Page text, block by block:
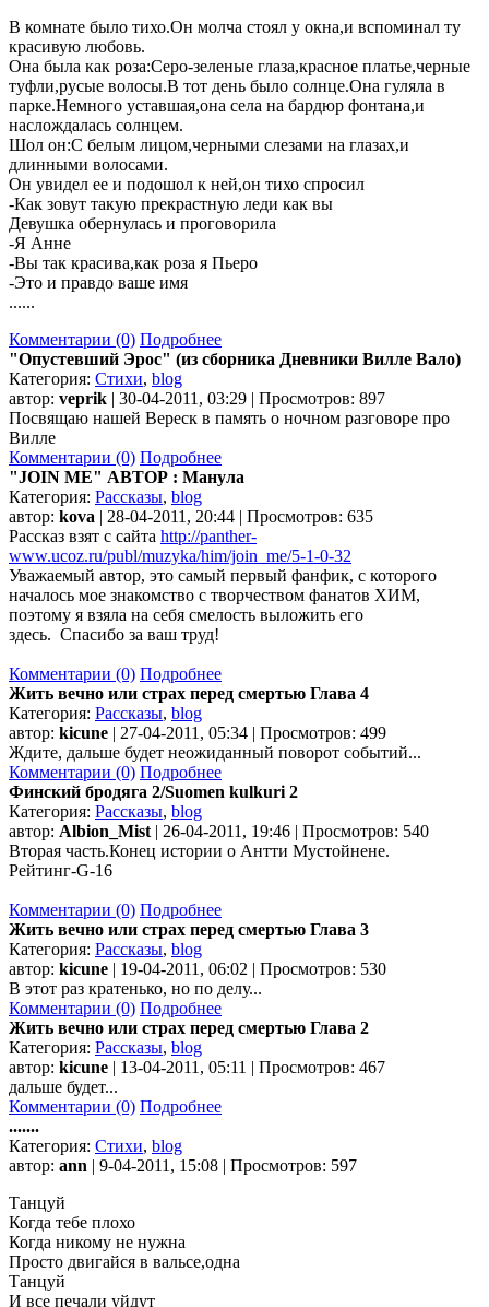
В комнате было тихо.Он молча стоял у окна,и вспоминал ту
красивую любовь.
Она была как роза:Серо-зеленые глаза,красное платье,черные
туфли,русые волосы.В тот день было солнце.Она гуляла в
парке.Немного уставшая,она села на бардюр фонтана,и
наслождалась солнцем.
Шол он:С белым лицом,черными слезами на глазах,и
длинными волосами.
Он увидел ее и подошол к ней,он тихо спросил
-Как зовут такую прекрастную леди как вы
Девушка обернулась и проговорила
-Я Анне
-Вы так красива,как роза я Пьеро
-Это и правдо ваше имя
......
Комментарии (0) Подробнее
"Опустевший Эрос" (из сборника Дневники Вилле Вало)
Категория: Стихи, blog
автор: veprik | 30-04-2011, 03:29 | Просмотров: 897
Посвящаю нашей Вереск в память о ночном разговоре про
Вилле
Комментарии (0) Подробнее
"JOIN ME" АВТОР : Манула
Категория: Рассказы, blog
автор: kova | 28-04-2011, 20:44 | Просмотров: 635
Рассказ взят с сайта http://panther-
www.ucoz.ru/publ/muzyka/him/join_me/5-1-0-32
Уважаемый автор, это самый первый фанфик, с которого
началось мое знакомство с творчеством фанатов ХИМ,
поэтому я взяла на себя смелость выложить его
здесь. Спасибо за ваш труд!
Комментарии (0) Подробнее
Жить вечно или страх перед смертью Глава 4
Категория: Рассказы, blog
автор: kicune | 27-04-2011, 05:34 | Просмотров: 499
Ждите, дальше будет неожиданный поворот событий...
Комментарии (0) Подробнее
Финский бродяга 2/Suomen kulkuri 2
Категория: Рассказы, blog
автор: Albion_Mist | 26-04-2011, 19:46 | Просмотров: 540
Вторая часть.Конец истории о Антти Мустойнене.
Рейтинг-G-16
Комментарии (0) Подробнее
Жить вечно или страх перед смертью Глава 3
Категория: Рассказы, blog
автор: kicune | 19-04-2011, 06:02 | Просмотров: 530
В этот раз кратенько, но по делу...
Комментарии (0) Подробнее
Жить вечно или страх перед смертью Глава 2
Категория: Рассказы, blog
автор: kicune | 13-04-2011, 05:11 | Просмотров: 467
дальше будет...
Комментарии (0) Подробнее
.......
Категория: Стихи, blog
автор: ann | 9-04-2011, 15:08 | Просмотров: 597
Танцуй
Когда тебе плохо
Когда никому не нужна
Просто двигайся в вальсе,одна
Танцуй
И все печали уйдут